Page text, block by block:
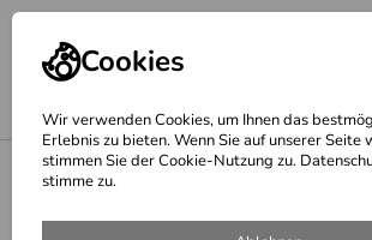
Cookies
Wir verwenden Cookies, um Ihnen das
Erlebnis zu bieten. Wenn Sie auf unserer Seite
stimmen Sie der Cookie-Nutzung zu.
stimme zu.
Französische Balkone aus Edelstahl